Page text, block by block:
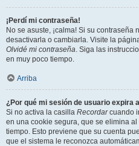
¡Perdí mi contraseña!
No se asuste, ¡calma! Si su
desactivarla o cambiarla. Visite la
Olvidé mi contraseña. Siga las
en muy poco tiempo.
Arriba
¿Por qué mi sesión de usuario expira
Si no activa la casilla Recordarcuando
en una cookie segura, que se elimina
tiempo. Esto previene que su cuenta
que el sistema le reconozca